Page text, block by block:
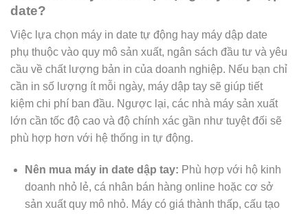
date?
Việc lựa chọn máy in date tự động hay máy dập date
phụ thuộc vào quy mô sản xuất, ngân sách đầu tư và yêu
cầu về chất lượng bản in của doanh nghiệp. Nếu bạn chỉ
cần in số lượng ít mỗi ngày, máy dập tay sẽ giúp tiết
kiệm chi phí ban đầu. Ngược lại, các nhà máy sản xuất
lớn cần tốc độ cao và độ chính xác gần như tuyệt đối sẽ
phù hợp hơn với hệ thống in tự động.
Nên mua máy in date dập tay: Phù hợp với hộ kinh
doanh nhỏ lẻ, cá nhân bán hàng online hoặc cơ sở
sản xuất quy mô nhỏ. Máy có giá thành thấp, cấu tạo